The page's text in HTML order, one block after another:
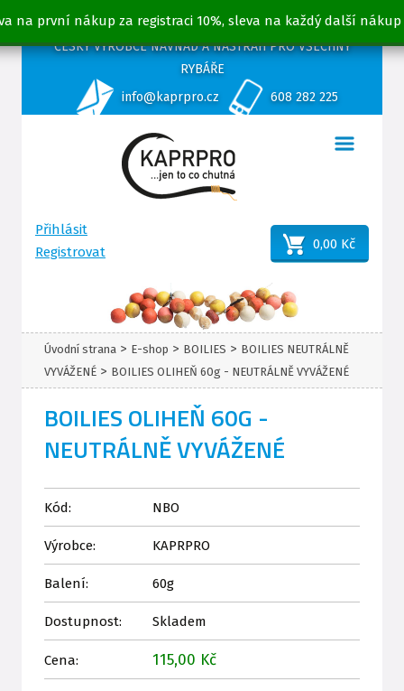
na první nákup za registraci 10%, sleva na každý další nákup
ČESKÝ VÝROBCE NÁVNAD A NÁSTRAH PRO VŠECHNY
RYBÁŘE
info@kaprpro.cz
608 282 225
Přihlásit
Registrovat
0,00 Kč
Úvodní strana > E-shop > BOILIES > BOILIES NEUTRÁLNĚ
VYVÁŽENÉ > BOILIES OLIHEŇ 60g - NEUTRÁLNĚ VYVÁŽENÉ
BOILIES OLIHEŇ 60G -
NEUTRÁLNĚ VYVÁŽENÉ
Kód: NBO
Výrobce: KAPRPRO
Balení: 60g
Dostupnost: Skladem
Cena: 115,00 Kč